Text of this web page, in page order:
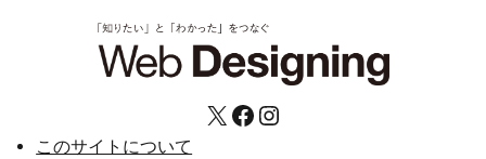
X Facebook Instagram
このサイトについて